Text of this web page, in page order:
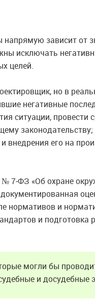
зависит от
исключать
целей.
но в
негативные
ситуации, провести
внедрения его на
№ 7‑ФЗ «Об охране
нормативов и
и подготовка
могли бы
и досудебные